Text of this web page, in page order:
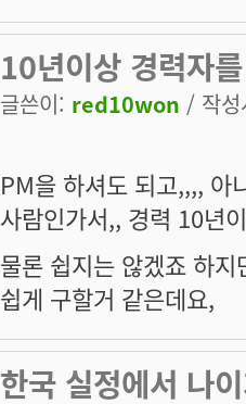
10년이상 경력자
글쓴이: red10won / 작
PM을 하셔도 되고,,,, 아
사람인가서,, 경력 10년
물론 쉽지는 않겠죠 하
쉽게 구할거 같은데요,
한국 실정에서 나